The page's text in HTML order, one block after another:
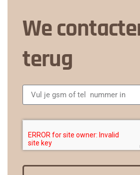
We
terug